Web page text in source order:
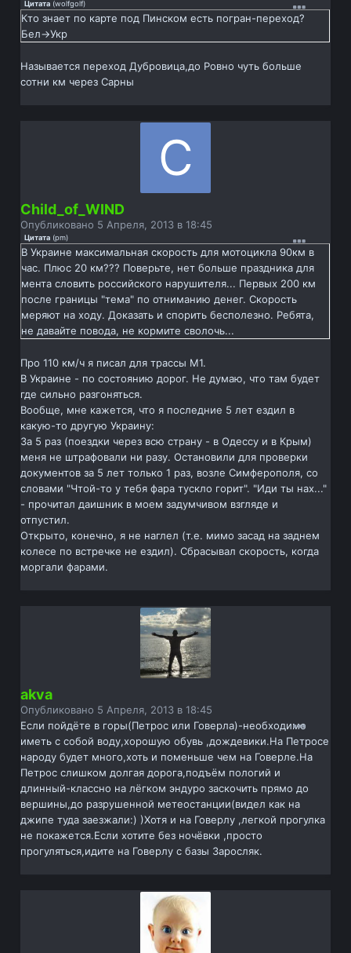
Цитата (wolfgolf)
Кто знает по карте под Пинском есть погран-переход?
Бел->Укр
Называется переход Дубровица,до Ровно чуть больше
сотни км через Сарны
Child_of_WIND
Опубликовано 5 Апреля, 2013 в 18:45
Цитата (pm)
В Украине максимальная скорость для мотоцикла 90км в
час. Плюс 20 км??? Поверьте, нет больше праздника для
мента словить российского нарушителя... Первых 200 км
после границы "тема" по отниманию денег. Скорость
меряют на ходу. Доказать и спорить бесполезно. Ребята,
не давайте повода, не кормите сволочь...
Про 110 км/ч я писал для трассы М1.
В Украине - по состоянию дорог. Не думаю, что там будет
где сильно разгоняться.
Вообще, мне кажется, что я последние 5 лет ездил в
какую-то другую Украину:
За 5 раз (поездки через всю страну - в Одессу и в Крым)
меня не штрафовали ни разу. Остановили для проверки
документов за 5 лет только 1 раз, возле Симферополя, со
словами "Чтой-то у тебя фара тускло горит". "Иди ты нах..."
- прочитал даишник в моем задумчивом взгляде и
отпустил.
Открыто, конечно, я не наглел (т.е. мимо засад на заднем
колесе по встречке не ездил). Сбрасывал скорость, когда
моргали фарами.
akva
Опубликовано 5 Апреля, 2013 в 18:45
Если пойдёте в горы(Петрос или Говерла)-необходимо
иметь с собой воду,хорошую обувь ,дождевики.На Петросе
народу будет много,хоть и поменьше чем на Говерле.На
Петрос слишком долгая дорога,подъём пологий и
длинный-классно на лёгком эндуро заскочить прямо до
вершины,до разрушенной метеостанции(видел как на
джипе туда заезжали:) )Хотя и на Говерлу ,легкой прогулка
не покажется.Если хотите без ночёвки ,просто
прогуляться,идите на Говерлу с базы Заросляк.